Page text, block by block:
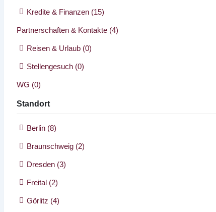
Kredite & Finanzen (15)
Partnerschaften & Kontakte (4)
Reisen & Urlaub (0)
Stellengesuch (0)
WG (0)
Standort
Berlin (8)
Braunschweig (2)
Dresden (3)
Freital (2)
Görlitz (4)